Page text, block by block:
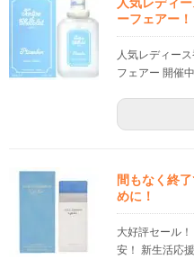
人気レディ
ーフェアー！
人気レディー
フェアー 開催
間もなく終
めに！
大好評セール
安！ 新生活応